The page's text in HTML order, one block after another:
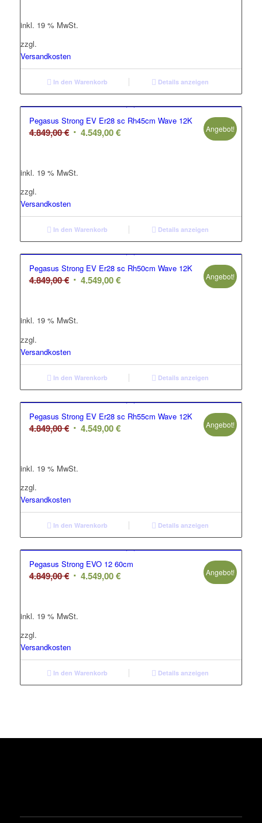
6.299,00 €
inkl. 19 % MwSt.
zzgl.
Versandkosten
In den Warenkorb Details anzeigen
Pegasus Strong EV Er28 sc Rh45cm Wave 12K
4.849,00€ Ursprünglicher
4.849,00 €
4.549,00€Aktueller
Angebot!
inkl. 19 % MwSt.
zzgl.
Versandkosten
In den Warenkorb Details anzeigen
Pegasus Strong EV Er28 sc Rh50cm Wave 12K
4.849,00€ Ursprünglicher
4.849,00 €
4.549,00€Aktueller
Angebot!
inkl. 19 % MwSt.
zzgl.
Versandkosten
In den Warenkorb Details anzeigen
Pegasus Strong EV Er28 sc Rh55cm Wave 12K
4.849,00€ Ursprünglicher
4.849,00 €
4.549,00€Aktueller
Angebot!
inkl. 19 % MwSt.
zzgl.
Versandkosten
In den Warenkorb Details anzeigen
Pegasus Strong EVO 12 60cm
4.849,00€ Ursprünglicher
4.849,00 €
4.549,00€Aktueller
Angebot!
inkl. 19 % MwSt.
zzgl.
Versandkosten
In den Warenkorb Details anzeigen